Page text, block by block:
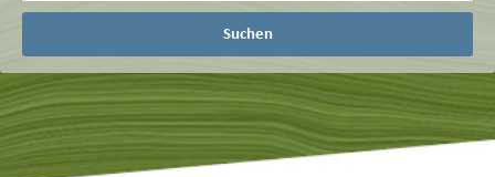
Suchen